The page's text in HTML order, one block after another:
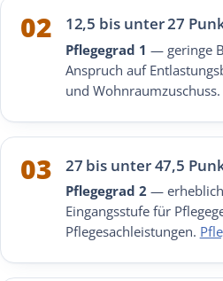
02 12,5 bis unter 27
Pflegegrad 1 — geringe
Anspruch auf
und Wohnraumzuschuss.
03 27 bis unter 47,5
Pflegegrad 2 —
Eingangsstufe für
Pflegesachleistungen.